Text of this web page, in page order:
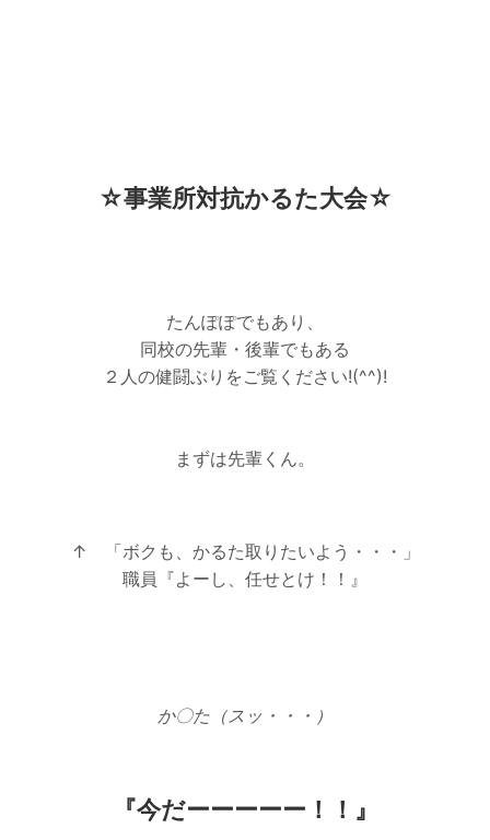
☆事業所対抗かるた大会☆
たんぽぽでもあり、
同校の先輩・後輩でもある
２人の健闘ぶりをご覧ください!(^^)!
まずは先輩くん。
↑ 「ボクも、かるた取りたいよう・・・」
職員『よーし、任せとけ！！』
か〇た（スッ・・・）
『今だーーーーー！！』